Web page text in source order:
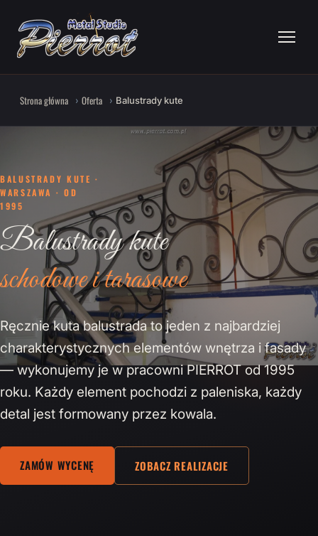
Strona główna Oferta Balustrady kute
BALUSTRADY KUTE ·
WARSZAWA · OD
1995
Balustrady kute
schodowe i tarasowe
Ręcznie kuta balustrada to jeden z najbardziej
charakterystycznych elementów wnętrza i fasady
— wykonujemy je w pracowni PIERROT od 1995
roku. Każdy element pochodzi z paleniska, każdy
detal jest formowany przez kowala.
ZAMÓW WYCENĘ ZOBACZ REALIZACJE